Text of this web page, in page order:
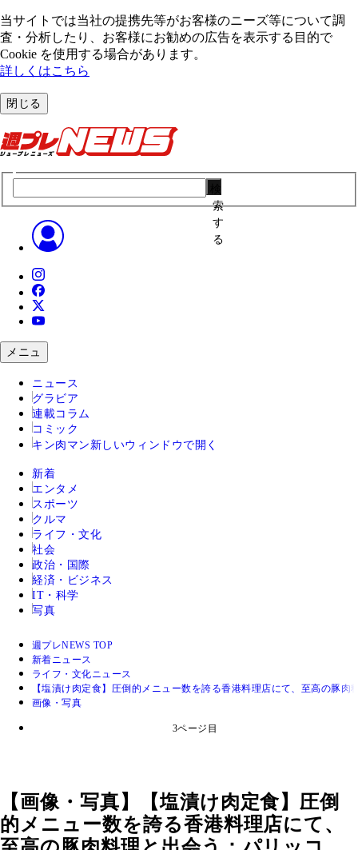
当サイトでは当社の提携先等がお客様のニーズ等について調
査・分析したり、お客様にお勧めの広告を表⽰する⽬的で
Cookie を使⽤する場合があります。
詳しくはこちら
閉じる
索
す
る
メニュ
ニュース
グラビア
連載コラム
コミック
キン肉マン 新しいウィンドウで開く
新着
エンタメ
スポーツ
クルマ
ライフ・文化
社会
政治・国際
経済・ビジネス
IT・科学
写真
週プレNEWS TOP
新着ニュース
ライフ・文化ニュース
【塩漬け肉定食】圧倒的メニュー数を誇る香港料理店にて、至高の豚
画像・写真
3ページ目
【画像・写真】【塩漬け肉定食】圧倒
的メニュー数を誇る香港料理店にて、